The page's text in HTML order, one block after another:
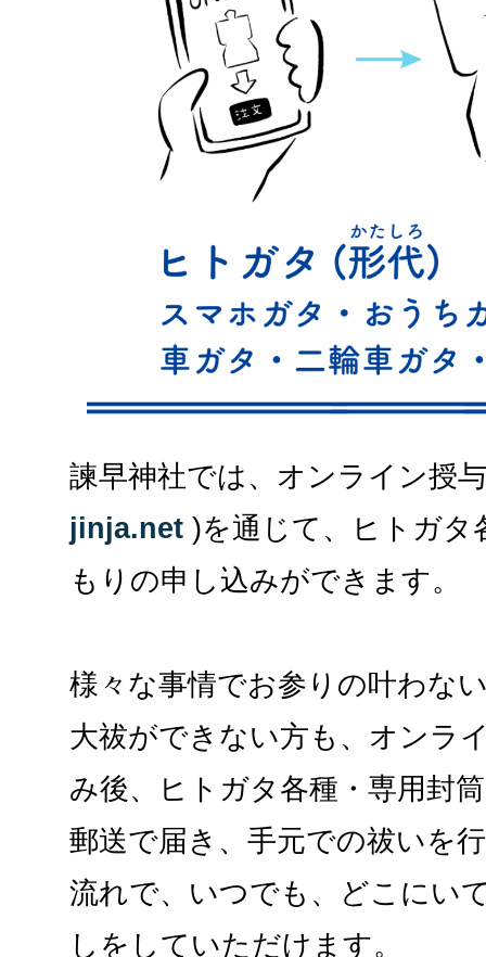
諫早神社では、オンライン授
jinja.net )を通じて、ヒトガタ
もりの申し込みができます。
様々な事情でお参りの叶わな
大祓ができない方も、オンラ
み後、ヒトガタ各種・専用封
郵送で届き、手元での祓いを
流れで、いつでも、どこにい
しをしていただけます。